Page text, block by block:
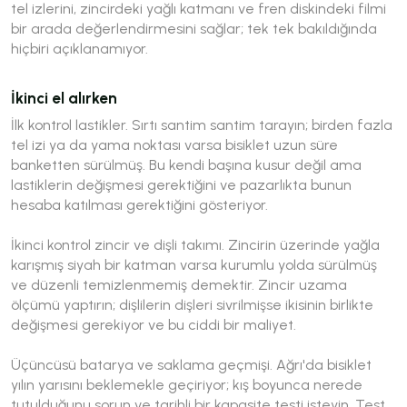
tel izlerini, zincirdeki yağlı katmanı ve fren diskindeki filmi
bir arada değerlendirmesini sağlar; tek tek bakıldığında
hiçbiri açıklanamıyor.
İkinci el alırken
İlk kontrol lastikler. Sırtı santim santim tarayın; birden fazla
tel izi ya da yama noktası varsa bisiklet uzun süre
banketten sürülmüş. Bu kendi başına kusur değil ama
lastiklerin değişmesi gerektiğini ve pazarlıkta bunun
hesaba katılması gerektiğini gösteriyor.
İkinci kontrol zincir ve dişli takımı. Zincirin üzerinde yağla
karışmış siyah bir katman varsa kurumlu yolda sürülmüş
ve düzenli temizlenmemiş demektir. Zincir uzama
ölçümü yaptırın; dişlilerin dişleri sivrilmişse ikisinin birlikte
değişmesi gerekiyor ve bu ciddi bir maliyet.
Üçüncüsü batarya ve saklama geçmişi. Ağrı'da bisiklet
yılın yarısını beklemekle geçiriyor; kış boyunca nerede